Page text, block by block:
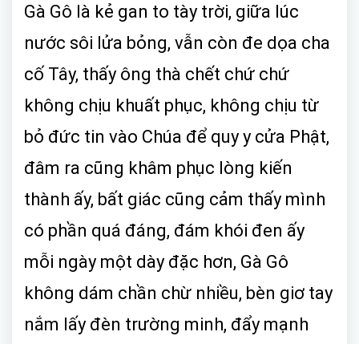
Gà Gô là kẻ gan to tày trời, giữa lúc
nước sôi lửa bỏng, vẫn còn đe dọa cha
cố Tây, thấy ông thà chết chứ chứ
không chịu khuất phục, không chịu từ
bỏ đức tin vào Chúa để quy y cửa Phật,
đâm ra cũng khâm phục lòng kiến
thành ấy, bất giác cũng cảm thấy mình
có phần quá đáng, đám khói đen ấy
mỗi ngày một dày đặc hơn, Gà Gô
không dám chần chừ nhiều, bèn giơ tay
nắm lấy đèn trường minh, đẩy mạnh